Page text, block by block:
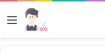
Menü